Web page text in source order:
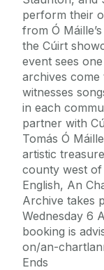
perform their
from Ó
the Cúirt
event sees
archives
witnesses
in each
partner with
Tomás Ó
artistic
county west
English, An
Archive takes
Wednesday 6
booking is
on/an-
Ends